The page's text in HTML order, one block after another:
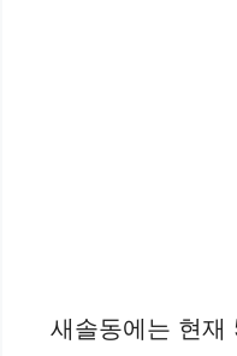
새솔동에는 현재